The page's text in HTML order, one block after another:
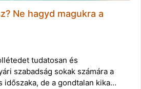
Ne hagyd magukra a
tudatosan és
szabadság sokak számára a
időszaka, de a gondtalan kika…